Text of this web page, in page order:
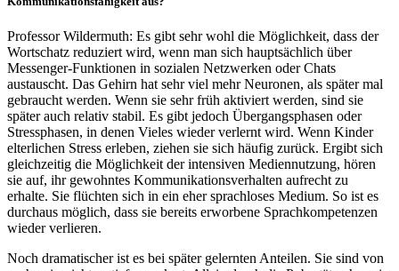
Professor Wildermuth: Es gibt sehr wohl die Möglichkeit, dass der
Wortschatz reduziert wird, wenn man sich hauptsächlich über
Messenger-Funktionen in sozialen Netzwerken oder Chats
austauscht. Das Gehirn hat sehr viel mehr Neuronen, als später mal
gebraucht werden. Wenn sie sehr früh aktiviert werden, sind sie
später auch relativ stabil. Es gibt jedoch Übergangsphasen oder
Stressphasen, in denen Vieles wieder verlernt wird. Wenn Kinder
elterlichen Stress erleben, ziehen sie sich häufig zurück. Ergibt sich
gleichzeitig die Möglichkeit der intensiven Mediennutzung, hören
sie auf, ihr gewohntes Kommunikationsverhalten aufrecht zu
erhalte. Sie flüchten sich in ein eher sprachloses Medium. So ist es
durchaus möglich, dass sie bereits erworbene Sprachkompetenzen
wieder verlieren.
Noch dramatischer ist es bei später gelernten Anteilen. Sie sind von